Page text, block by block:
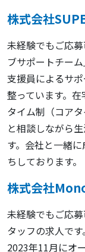
株式会社
未経験でもご応
ブサポートチー
支援員によるサ
整っています。
タイム制（コア
と相談しながら
す。会社と一緒
ちしております。
株式会社
未経験でもご応
タッフの求人で
2023年11月にオ